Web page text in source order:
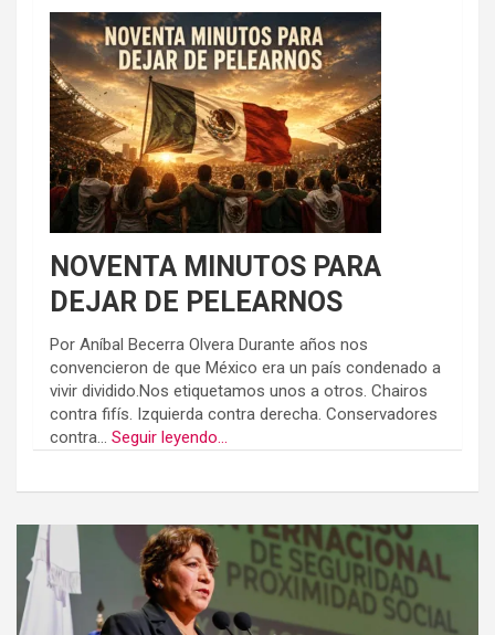
NOVENTA MINUTOS PARA
DEJAR DE PELEARNOS
Por Aníbal Becerra Olvera Durante años nos
convencieron de que México era un país condenado a
vivir dividido.Nos etiquetamos unos a otros. Chairos
contra fifís. Izquierda contra derecha. Conservadores
contra... Seguir leyendo...